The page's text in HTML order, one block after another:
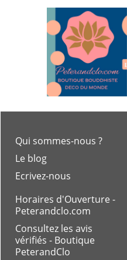
Qui sommes-nous ?
Le blog
Ecrivez-nous
Horaires d'Ouverture -
Peterandclo.com
Consultez les avis
vérifiés - Boutique
PeterandClo